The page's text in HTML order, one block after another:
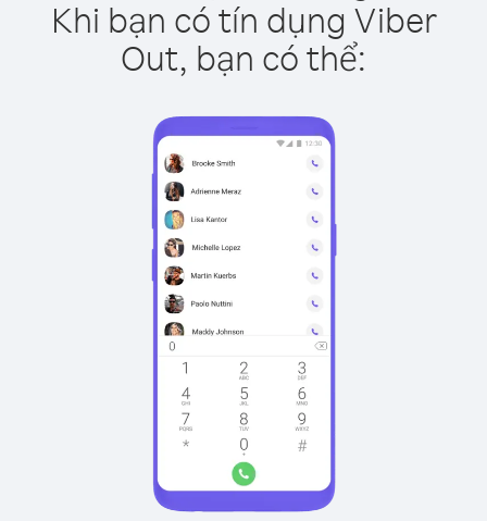
Khi bạn có tín dụng Viber
Out, bạn có thể: